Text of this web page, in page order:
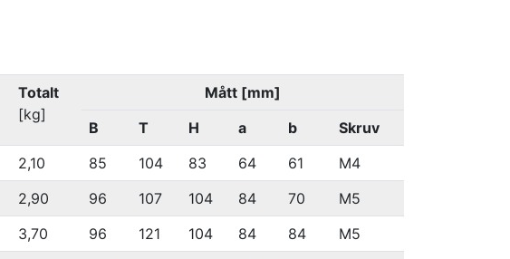
Totalt
[kg]
Mått [mm]
B
T H a b
Skruv
2,10 85 104 83 64 61
M4
2,90 96 107 104 84 70
M5
3,70 96 121 104 84 84
M5